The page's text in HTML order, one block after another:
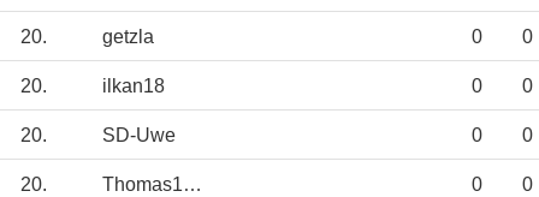
20. getzla 0 0
20. ilkan18 0 0
20. SD-Uwe 0 0
20. Thomas1811 0 0